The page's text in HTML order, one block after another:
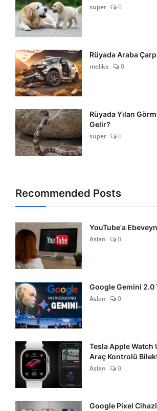
super
0
Rüyada Araba
melike
0
Rüyada Yılan
Gelir?
super
0
Recommended Posts
YouTube'a
Aslan
0
Google Gemini 2.0
Aslan
0
Tesla Apple Watch
Araç Kontrolü
Aslan
0
Google Pixel